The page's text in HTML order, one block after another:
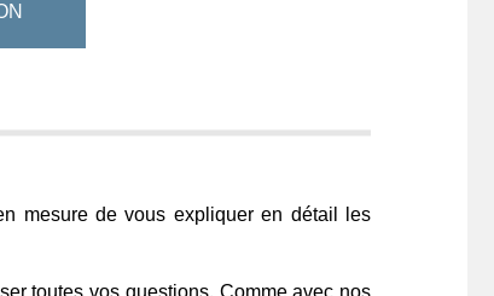
mesure de vous expliquer en détail les